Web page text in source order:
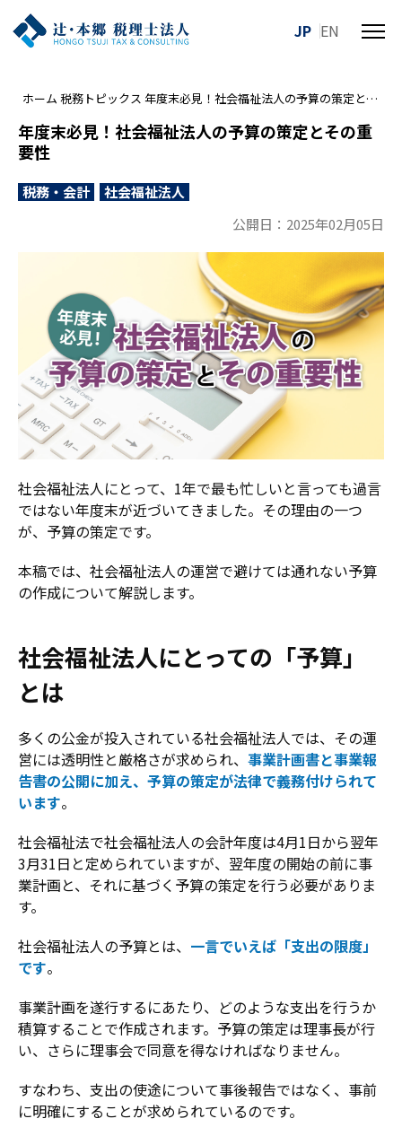
JP EN
メ
ー
ホーム 税務トピックス 年度末必見！社会福祉法人の予算の策定とその重要性
年度末必見！社会福祉法人の予算の策定とその重
要性
税務・会計
社会福祉法人
公開日：2025年02月05日
社会福祉法人にとって、1年で最も忙しいと言っても過言
ではない年度末が近づいてきました。その理由の一つ
が、予算の策定です。
本稿では、社会福祉法人の運営で避けては通れない予算
の作成について解説します。
社会福祉法人にとっての「予算」
とは
多くの公金が投入されている社会福祉法人では、その運
営には透明性と厳格さが求められ、 事業計画書と事業報
告書の公開に加え、予算の策定が法律で義務付けられて
います。
社会福祉法で社会福祉法人の会計年度は4月1日から翌年
3月31日と定められていますが、翌年度の開始の前に事
業計画と、それに基づく予算の策定を行う必要がありま
す。
社会福祉法人の予算とは、 一言でいえば「支出の限度」
です。
事業計画を遂行するにあたり、どのような支出を行うか
積算することで作成されます。予算の策定は理事長が行
い、さらに理事会で同意を得なければなりません。
すなわち、支出の使途について事後報告ではなく、事前
に明確にすることが求められているのです。